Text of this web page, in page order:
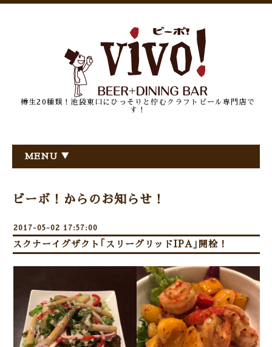
樽生20種類！池袋東口にひっそりと佇むクラフトビール専門店で
す！
MENU ▼
ビーボ！からのお知らせ！
2017-05-02 17:57:00
スクナーイグザクト｢スリーグリッドIPA｣開栓！